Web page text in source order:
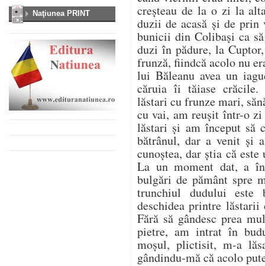
Naţiunea PRINT
creșteau de la o zi la
duzii de acasă și de prin
bunicii din Colibași ca
duzi în pădure, la
frunză, fiindcă acolo nu
lui Băleanu avea un
căruia îi tăiase crăcile.
lăstari cu frunze mari,
cu vai, am reușit într-o
lăstari și am început să
bătrânul, dar a venit și
cunoștea, dar știa că
La un moment dat, a
bulgări de pământ spre
trunchiul dudului este
deschidea printre
Fără să gândesc prea
pietre, am intrat în
moșul, plictisit, m-a
gândindu-mă că acolo